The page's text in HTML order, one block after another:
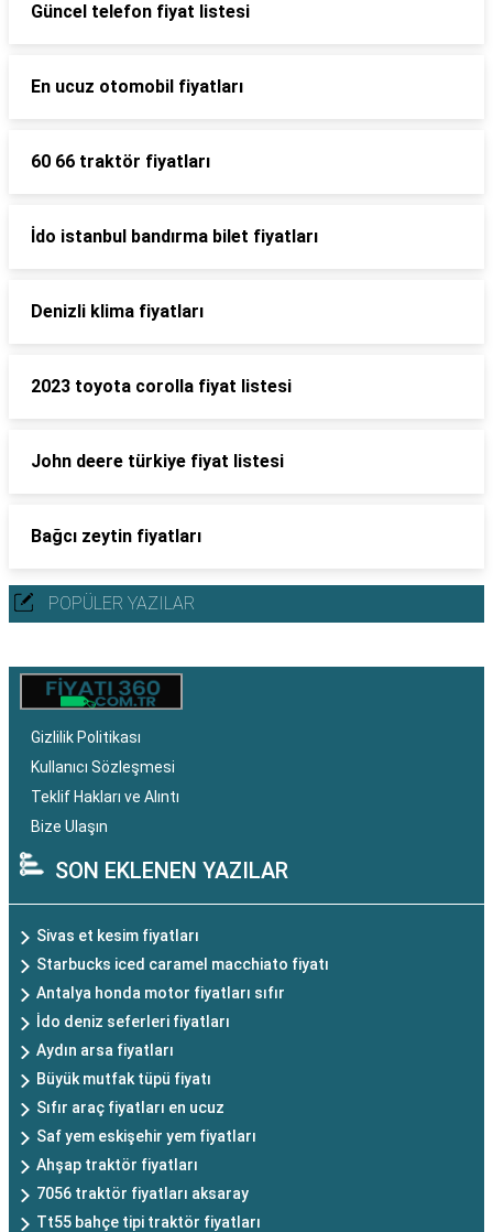
Güncel telefon fiyat listesi
En ucuz otomobil fiyatları
60 66 traktör fiyatları
İdo istanbul bandırma bilet fiyatları
Denizli klima fiyatları
2023 toyota corolla fiyat listesi
John deere türkiye fiyat listesi
Bağcı zeytin fiyatları
POPÜLER YAZILAR
Gizlilik Politikası
Kullanıcı Sözleşmesi
Teklif Hakları ve Alıntı
Bize Ulaşın
SON EKLENEN YAZILAR
Sivas et kesim fiyatları
Starbucks iced caramel macchiato fiyatı
Antalya honda motor fiyatları sıfır
İdo deniz seferleri fiyatları
Aydın arsa fiyatları
Büyük mutfak tüpü fiyatı
Sıfır araç fiyatları en ucuz
Saf yem eskişehir yem fiyatları
Ahşap traktör fiyatları
7056 traktör fiyatları aksaray
Tt55 bahçe tipi traktör fiyatları